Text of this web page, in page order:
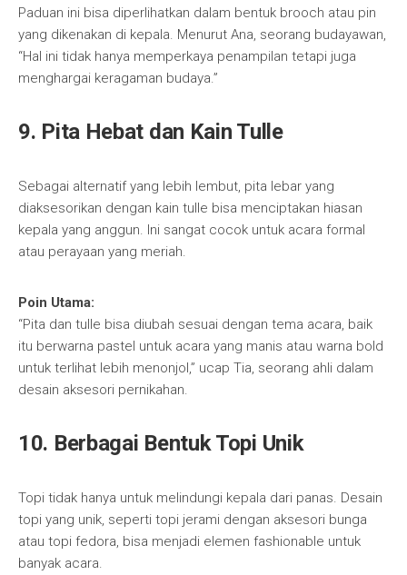
Paduan ini bisa diperlihatkan dalam bentuk brooch atau pin
yang dikenakan di kepala. Menurut Ana, seorang budayawan,
“Hal ini tidak hanya memperkaya penampilan tetapi juga
menghargai keragaman budaya.”
9. Pita Hebat dan Kain Tulle
Sebagai alternatif yang lebih lembut, pita lebar yang
diaksesorikan dengan kain tulle bisa menciptakan hiasan
kepala yang anggun. Ini sangat cocok untuk acara formal
atau perayaan yang meriah.
Poin Utama:
“Pita dan tulle bisa diubah sesuai dengan tema acara, baik
itu berwarna pastel untuk acara yang manis atau warna bold
untuk terlihat lebih menonjol,” ucap Tia, seorang ahli dalam
desain aksesori pernikahan.
10. Berbagai Bentuk Topi Unik
Topi tidak hanya untuk melindungi kepala dari panas. Desain
topi yang unik, seperti topi jerami dengan aksesori bunga
atau topi fedora, bisa menjadi elemen fashionable untuk
banyak acara.